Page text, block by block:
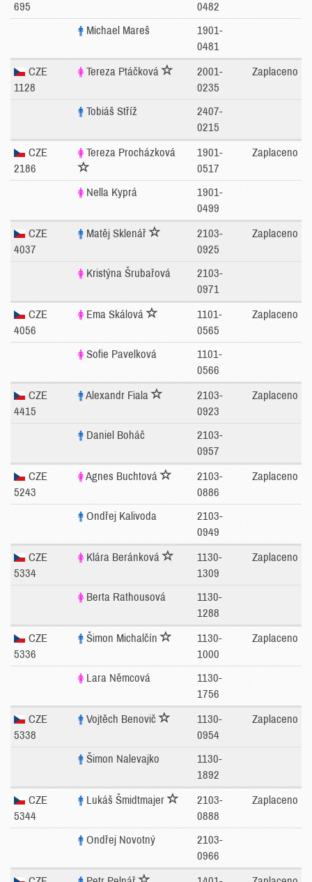
695
0482
Michael Mareš
1901-
0481
CZE
1128
Tereza Ptáčková
2001-
0235
Zaplaceno
Tobiáš Stříž
2407-
0215
CZE
2186
Tereza Procházková
1901-
0517
Zaplaceno
Nella Kyprá
1901-
0499
CZE
4037
Matěj Sklenář
2103-
0925
Zaplaceno
Kristýna Šrubařová
2103-
0971
CZE
4056
Ema Skálová
1101-
0565
Zaplaceno
Sofie Pavelková
1101-
0566
CZE
4415
Alexandr Fiala
2103-
0923
Zaplaceno
Daniel Boháč
2103-
0957
CZE
5243
Agnes Buchtová
2103-
0886
Zaplaceno
Ondřej Kalivoda
2103-
0949
CZE
5334
Klára Beránková
1130-
1309
Zaplaceno
Berta Rathousová
1130-
1288
CZE
5336
Šimon Michalčín
1130-
1000
Zaplaceno
Lara Němcová
1130-
1756
CZE
5338
Vojtěch Benovič
1130-
0954
Zaplaceno
Šimon Nalevajko
1130-
1892
CZE
5344
Lukáš Šmidtmajer
2103-
0888
Zaplaceno
Ondřej Novotný
2103-
0966